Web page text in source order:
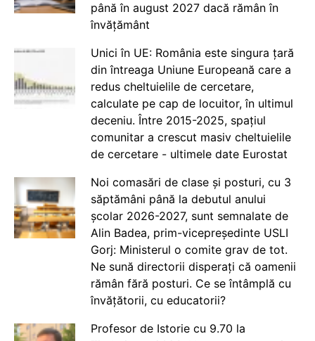
până în august 2027 dacă rămân în
învățământ
Unici în UE: România este singura țară
din întreaga Uniune Europeană care a
redus cheltuielile de cercetare,
calculate pe cap de locuitor, în ultimul
deceniu. Între 2015-2025, spațiul
comunitar a crescut masiv cheltuielile
de cercetare - ultimele date Eurostat
Noi comasări de clase și posturi, cu 3
săptămâni până la debutul anului
școlar 2026-2027, sunt semnalate de
Alin Badea, prim-vicepreședinte USLI
Gorj: Ministerul o comite grav de tot.
Ne sună directorii disperați că oamenii
rămân fără posturi. Ce se întâmplă cu
învățătorii, cu educatorii?
Profesor de Istorie cu 9.70 la